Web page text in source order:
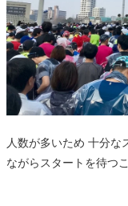
人数が多いため 十分な
ながらスタートを待つこ